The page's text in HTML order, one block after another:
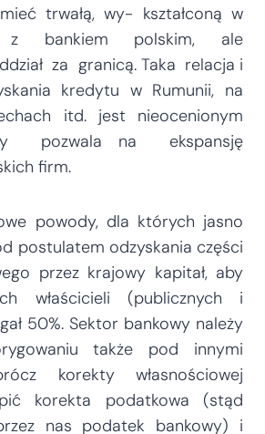
trwałą, wy- kształconą w
z bankiem polskim, ale
za granicą. Taka relacja i
kredytu w Rumunii, na
itd. jest nieocenionym
pozwala na ekspansję
firm.
powody, dla których jasno
postulatem odzyskania części
przez krajowy kapitał, aby
właścicieli (publicznych i
50%. Sektor bankowy należy
także pod innymi
korekty własnościowej
korekta podatkowa (stąd
nas podatek bankowy) i